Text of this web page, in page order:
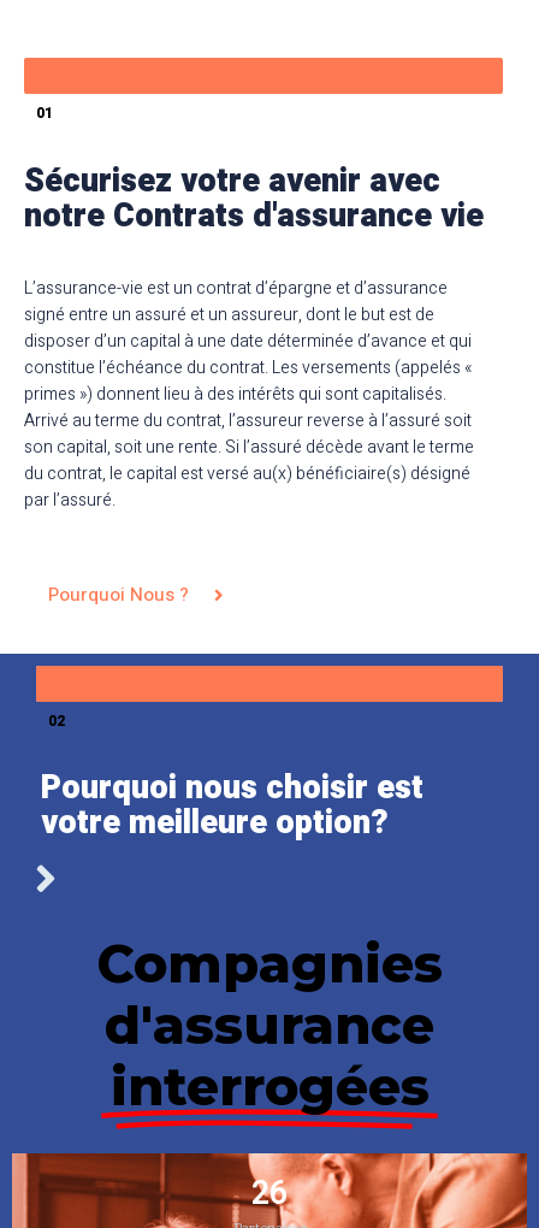
01
Sécurisez votre avenir avec
notre Contrats d'assurance vie
L’assurance-vie est un contrat d’épargne et d’assurance
signé entre un assuré et un assureur, dont le but est de
disposer d’un capital à une date déterminée d’avance et qui
constitue l’échéance du contrat. Les versements (appelés «
primes ») donnent lieu à des intérêts qui sont capitalisés.
Arrivé au terme du contrat, l’assureur reverse à l’assuré soit
son capital, soit une rente. Si l’assuré décède avant le terme
du contrat, le capital est versé au(x) bénéficiaire(s) désigné
par l’assuré.
Pourquoi Nous ?
02
Pourquoi nous choisir est
votre meilleure option?
Compagnies
d'assurance
interrogées
26